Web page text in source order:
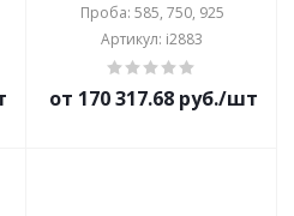
Проба: 585, 750, 925
Артикул: i2883
от 170 317.68 руб./шт